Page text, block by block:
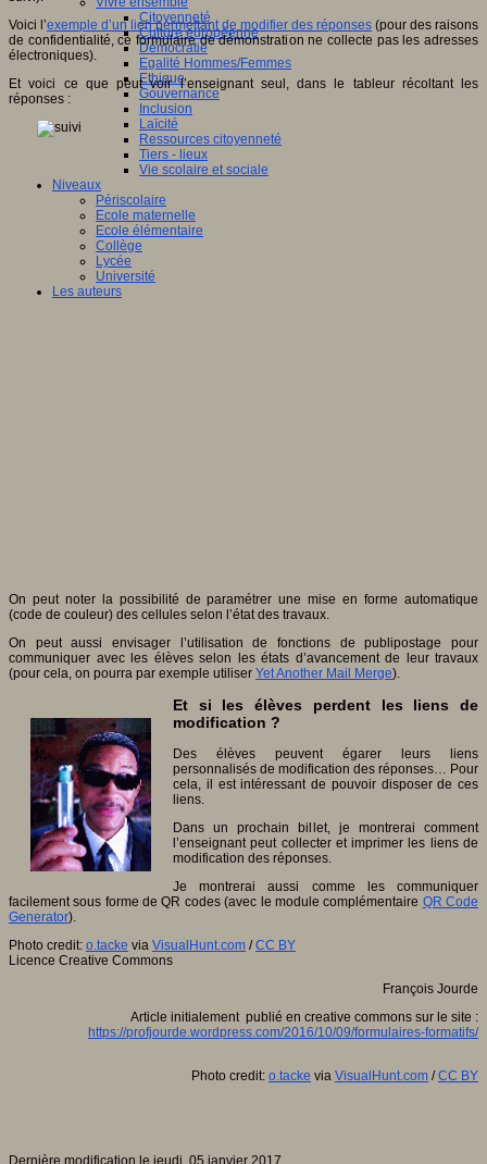
Citoyenneté
Culture européenne
Démocratie
Egalité Hommes/Femmes
Ethique
Gouvernance
Inclusion
Laïcité
Ressources citoyenneté
Tiers - lieux
Vie scolaire et sociale
Niveaux
Périscolaire
Ecole maternelle
Ecole élémentaire
Collège
Lycée
Université
Les auteurs
Voici l’exemple d’un lien permettant de modifier des réponses (pour des raisons
de confidentialité, ce formulaire de démonstration ne collecte pas les adresses
électroniques).
Et voici ce que peut voir l’enseignant seul, dans le tableur récoltant les
réponses :
On peut noter la possibilité de paramétrer une mise en forme automatique
(code de couleur) des cellules selon l’état des travaux.
On peut aussi envisager l’utilisation de fonctions de publipostage pour
communiquer avec les élèves selon les états d’avancement de leur travaux
(pour cela, on pourra par exemple utiliser Yet Another Mail Merge).
Et si les élèves perdent les liens de
modification ?
Des élèves peuvent égarer leurs liens
personnalisés de modification des réponses… Pour
cela, il est intéressant de pouvoir disposer de ces
liens.
Dans un prochain billet, je montrerai comment
l’enseignant peut collecter et imprimer les liens de
modification des réponses.
Je montrerai aussi comme les communiquer
facilement sous forme de QR codes (avec le module complémentaire QR Code
Generator).
Photo credit: o.tacke via VisualHunt.com /CC BY
Licence Creative Commons
François Jourde
Article initialement publié en creative commons sur le site :
https://profjourde.wordpress.com/2016/10/09/formulaires-formatifs/
Photo credit: o.tacke via VisualHunt.com /CC BY
Dernière modification le jeudi, 05 janvier 2017